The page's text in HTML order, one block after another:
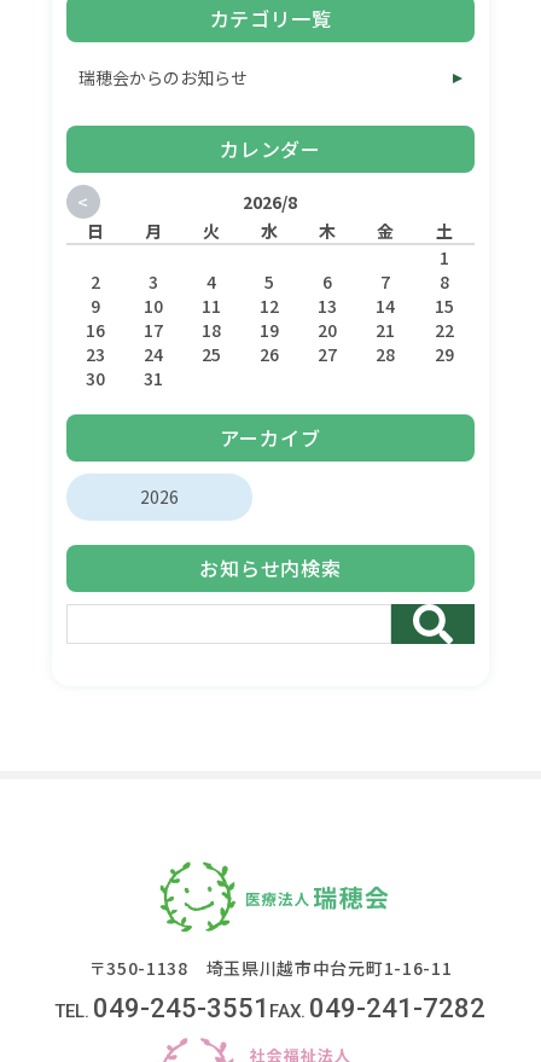
カテゴリ一覧
瑞穂会からのお知らせ
カレンダー
<
2026/8
日
月 火 水 木 金
土
1
2
3 4 5 6 7
8
9
10 11 12 13 14
15
16
17 18 19 20 21
22
23
24 25 26 27 28
29
30
31
アーカイブ
2026
お知らせ内検索
〒350-1138 埼玉県川越市中台元町1-16-11
049-245-3551 049-241-7282